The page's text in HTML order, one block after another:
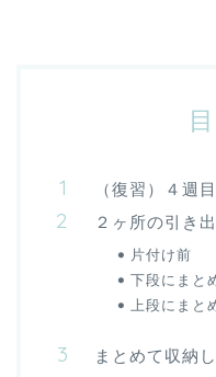
（復習）４週
２ヶ所の引き
片付け前
下段にまと
上段にまと
まとめて収納